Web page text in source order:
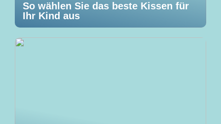
So wählen Sie das beste Kissen für
Ihr Kind aus